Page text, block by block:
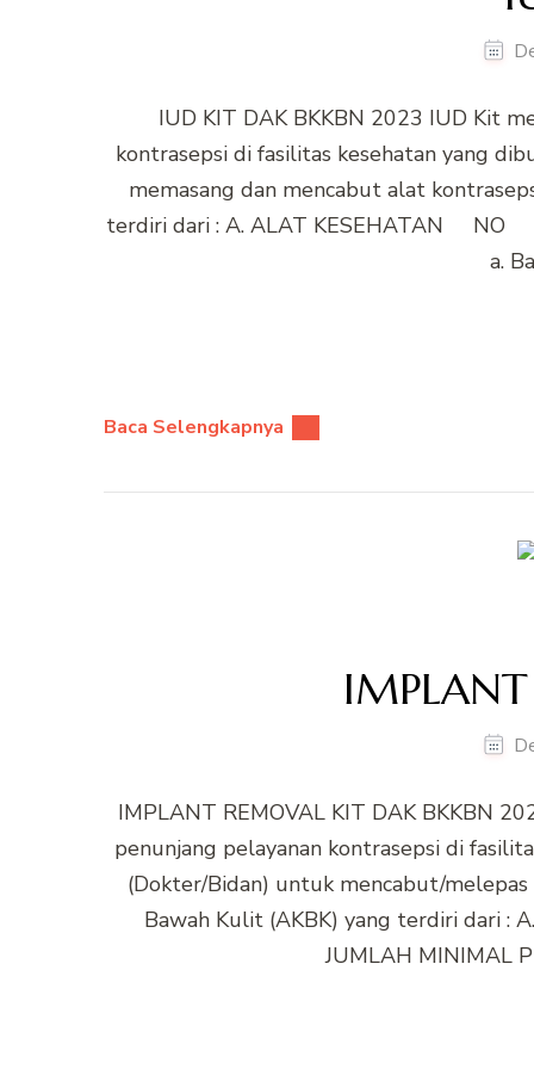
IUD KIT DAK BKKBN 2023 IUD Kit
kontrasepsi di fasilitas kesehatan yang
memasang dan mencabut alat
terdiri dari : A. ALAT KESEHATAN NO
a.
Baca Selengkapnya
IMPLANT REMOVAL KIT DAK BKKBN
penunjang pelayanan kontrasepsi di
(Dokter/Bidan) untuk mencabut/
Bawah Kulit (AKBK) yang terdiri dari
JUMLAH MINIMAL